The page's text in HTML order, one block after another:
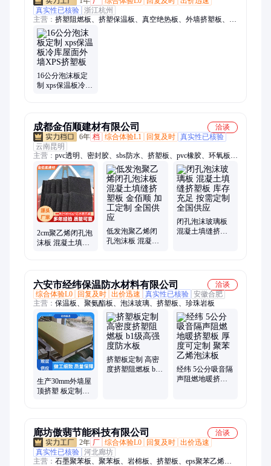
真实性已核验 浙江杭州
主营： 挤塑阻燃板、挤塑保温板、真空绝热板、外墙挤塑板、
XPS挤塑板、B1级挤塑板、冷库保温挤塑板、地暖挤塑板、建筑
挤塑板、STP真空板、VIP真空板、建筑真空保温板、真空防火
板、冷库专用真空板
16公分泡沫板定
制 xps保温板冷库
成都金佰顺建材有限公司
洽谈
6年 档 综合体验L1 回复及时 真实性已核验
云南昆明
主营： pvc透明、密封胶、sbs防水、挤塑板、pvc橡胶、环氧板、
保温板、绝缘胶板、防潮涂料、芳纶盘根、楼梯垫板、绝缘胶
垫、防水胶带、密封垫片、绝缘材料、厚橡胶板、防水涂料、橡
胶止水带、泡沫塑料板、聚四氟乙烯、防火耐高温、绝缘橡胶
垫、白色硅胶板
2cm聚乙烯闭孔泡
沫板 混凝土填缝
低发泡聚乙烯闭
孔泡沫板 混凝土
闭孔泡沫玻璃板
混凝土填缝挤塑
六安市经纬保温防水材料有限公司
洽谈
综合体验L0
回复及时 出价迅速 真实性已核验 安徽合肥
主营： 保温板、聚氨酯板、泡沫玻璃、挤塑板、珍珠岩板
生产30mm外墙屋
顶挤塑 板定制挤
挤塑板定制 高密
度挤塑阻燃板 b1
经纬 5公分吸音隔
声阻燃地暖挤塑
廊坊傲翡节能科技有限公司
洽谈
2年 厂 综合体验L0 回复及时 出价迅速
真实性已核验 河北廊坊
主营： 石墨聚苯板、聚苯板、岩棉板、挤塑板、eps聚苯乙烯泡